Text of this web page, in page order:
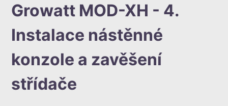
Growatt MOD-XH - 4.
Instalace nástěnné
konzole a zavěšení
střídače